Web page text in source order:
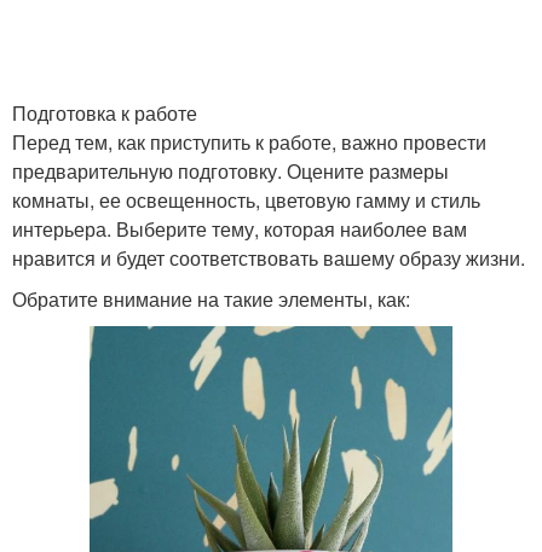
Подготовка к работе
Перед тем, как приступить к работе, важно провести
предварительную подготовку. Оцените размеры
комнаты, ее освещенность, цветовую гамму и стиль
интерьера. Выберите тему, которая наиболее вам
нравится и будет соответствовать вашему образу жизни.
Обратите внимание на такие элементы, как: